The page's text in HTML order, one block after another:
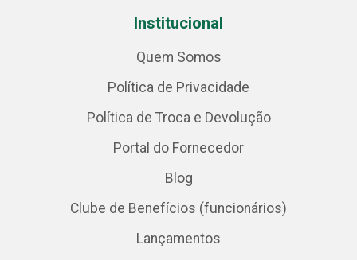
Institucional
Quem Somos
Política de Privacidade
Política de Troca e Devolução
Portal do Fornecedor
Blog
Clube de Benefícios (funcionários)
Lançamentos